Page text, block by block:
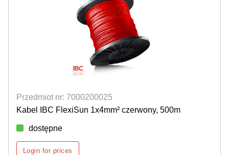
Przedmiot nr: 7000200025
Kabel IBC FlexiSun 1x4mm² czerwony, 500m
dostępne
Login for prices